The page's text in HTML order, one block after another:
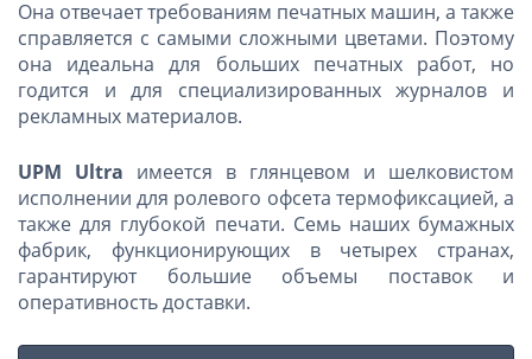
Она отвечает требованиям печатных машин, а также
справляется с самыми сложными цветами. Поэтому
она идеальна для больших печатных работ, но
годится и для специализированных журналов и
рекламных материалов.
UPM Ultra имеется в глянцевом и шелковистом
исполнении для ролевого офсета термофиксацией, а
также для глубокой печати. Семь наших бумажных
фабрик, функционирующих в четырех странах,
гарантируют большие объемы поставок и
оперативность доставки.